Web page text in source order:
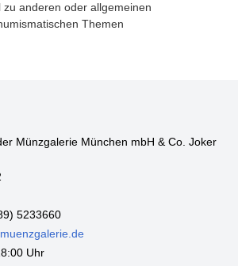
zu anderen oder allgemeinen
Themen
Münzgalerie München mbH & Co. Joker
5233660
Uhr